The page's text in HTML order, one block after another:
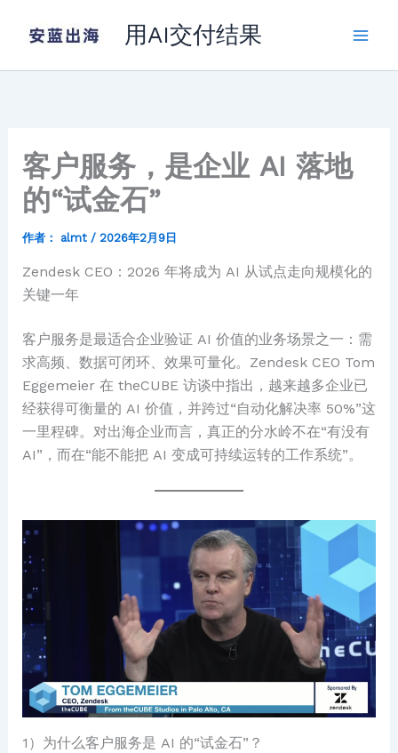
用AI交付结果
客户服务，是企业 AI 落地
的“试金石”
作者： almt / 2026年2月9日
Zendesk CEO：2026 年将成为 AI 从试点走向规模化的
关键一年
客户服务是最适合企业验证 AI 价值的业务场景之一：需
求高频、数据可闭环、效果可量化。Zendesk CEO Tom
Eggemeier 在 theCUBE 访谈中指出，越来越多企业已
经获得可衡量的 AI 价值，并跨过“自动化解决率 50%”这
一里程碑。对出海企业而言，真正的分水岭不在“有没有
AI”，而在“能不能把 AI 变成可持续运转的工作系统”。
1）为什么客户服务是 AI 的“试金石”？